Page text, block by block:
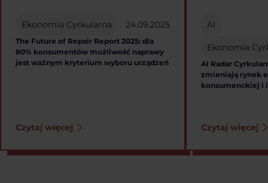
Ekonomia Cyrkularna 24.09.2025
The Future of Repair Report 2025: dla
80% konsumentów możliwość naprawy
jest ważnym kryterium wyboru urządzeń
Czytaj więcej
AI
Ekonomia
AI Radar
zmieniają rynek
konsumenckiej i
Czytaj więcej